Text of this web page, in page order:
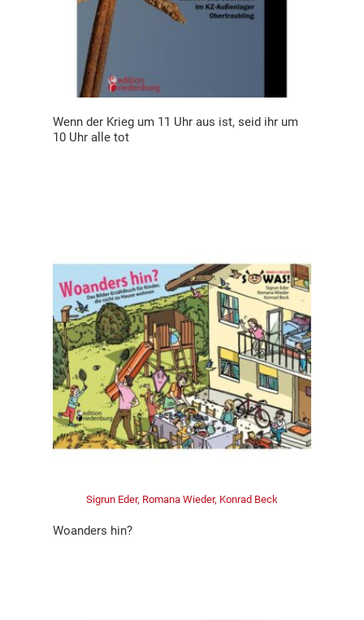
Wenn der Krieg um 11 Uhr aus ist, seid ihr um
10 Uhr alle tot
Sigrun Eder, Romana Wieder, Konrad Beck
Woanders hin?